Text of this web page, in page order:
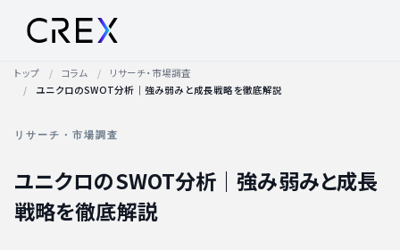
トップ コラム
リサーチ・市場調査
ユニクロのSWOT分析｜強み弱みと成長戦略を徹底解説
リサーチ・市場調査
ユニクロのSWOT分析｜強み弱みと成長
戦略を徹底解説